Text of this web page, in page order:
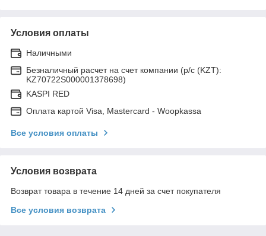
Условия оплаты
Наличными
Безналичный расчет на счет компании (р/с (KZT):
KZ70722S000001378698)
KASPI RED
Оплата картой Visa, Mastercard - Woopkassa
Все условия оплаты
Условия возврата
Возврат товара в течение 14 дней за счет покупателя
Все условия возврата